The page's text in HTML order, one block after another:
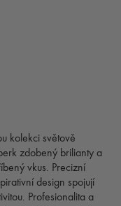
kolekci světově
zdobený brilianty a
vkus. Precizní
design spojují
Profesionalita a